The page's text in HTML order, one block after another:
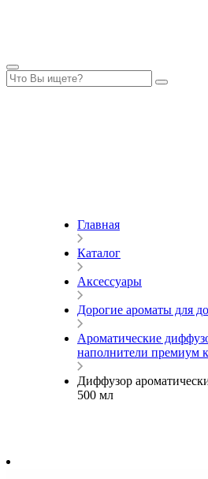
Главная
Каталог
Аксессуары
Дорогие ароматы для
Ароматические
наполнители премиум
Диффузор
500 мл